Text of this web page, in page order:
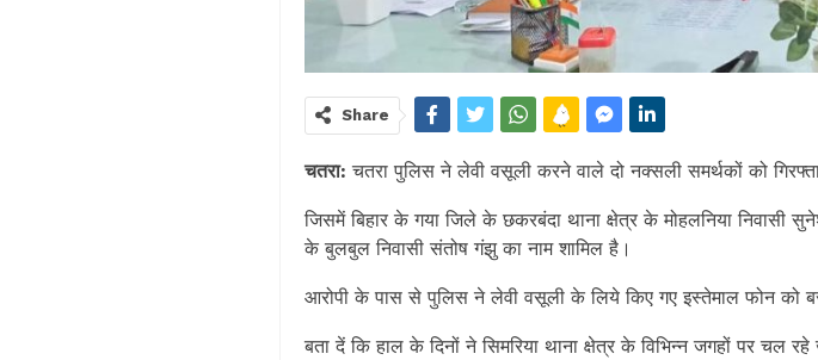
Share
चतरा: चतरा पुलिस ने लेवी वसूली करने वाले दो नक्सली समर्थकों को
जिसमें बिहार के गया जिले के छकरबंदा थाना क्षेत्र के मोहलनिया निवासी
के बुलबुल निवासी संतोष गंझु का नाम शामिल है।
आरोपी के पास से पुलिस ने लेवी वसूली के लिये किए गए इस्तेमाल फोन को
बता दें कि हाल के दिनों ने सिमरिया थाना क्षेत्र के विभिन्न जगहों पर चल रहे